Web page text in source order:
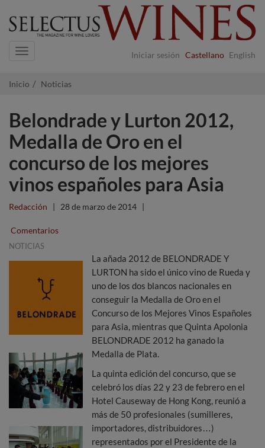
Iniciar sesión Castellano English
Navigation
Inicio Noticias
Belondrade y Lurton 2012,
Medalla de Oro en el
concurso de los mejores
vinos españoles para Asia
Redacción | 28 de marzo de 2014 |
Comentarios
NOTICIAS
La añada 2012 de BELONDRADE Y
LURTON ha sido el único vino de Rueda y
uno de los dos blancos nacionales en
conseguir la Medalla de Oro en el
Concurso de los Mejores Vinos Españoles
para Asia, mientras que Quinta Apolonia
BELONDRADE 2012 ha ganado la
Medalla de Plata.
La quinta edición del concurso, que se
celebró los días 22 y 23 de febrero en el
Hotel Causeway de Hong Kong, reunió a
más de 50 profesionales (sumilleres,
importadores, distribuidores…)
representados por el Presidente de la